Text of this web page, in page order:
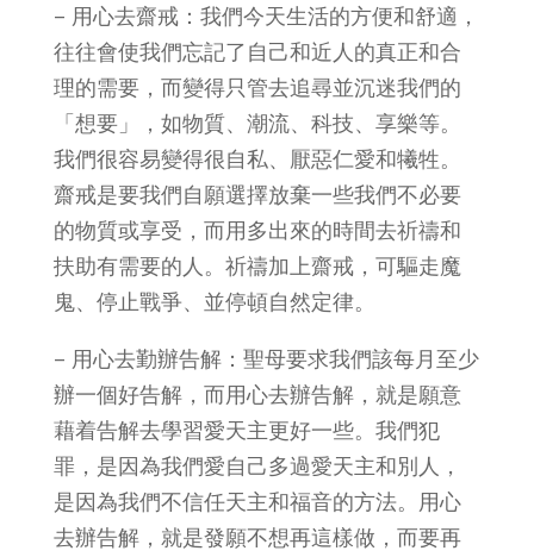
– 用心去齋戒：我們今天生活的方便和舒適，
往往會使我們忘記了自己和近人的真正和合
理的需要，而變得只管去追尋並沉迷我們的
「想要」，如物質、潮流、科技、享樂等。
我們很容易變得很自私、厭惡仁愛和犧牲。
齋戒是要我們自願選擇放棄一些我們不必要
的物質或享受，而用多出來的時間去祈禱和
扶助有需要的人。祈禱加上齋戒，可驅走魔
鬼、停止戰爭、並停頓自然定律。
– 用心去勤辦告解：聖母要求我們該每月至少
辦一個好告解，而用心去辦告解，就是願意
藉着告解去學習愛天主更好一些。我們犯
罪，是因為我們愛自己多過愛天主和別人，
是因為我們不信任天主和福音的方法。用心
去辦告解，就是發願不想再這樣做，而要再